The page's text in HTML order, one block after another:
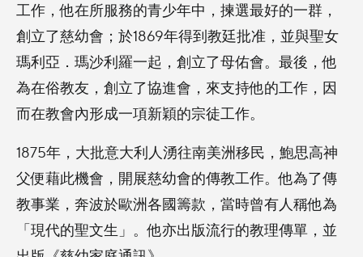
工作，他在所服務的青少年中，揀選最好的一群，
創立了慈幼會；於1869年得到教廷批准，並與聖女
瑪利亞．瑪沙利羅一起，創立了母佑會。最後，他
為在俗教友，創立了協進會，來支持他的工作，因
而在教會內形成一項新穎的宗徒工作。
1875年，大批意大利人湧往南美洲移民，鮑思高神
父便藉此機會，開展慈幼會的傳教工作。他為了傳
教事業，奔波於歐洲各國籌款，當時曾有人稱他為
「現代的聖文生」。他亦出版流行的教理傳單，並